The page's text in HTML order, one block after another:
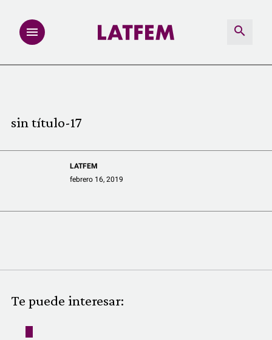
REDACCIÓN ABIERTA
LATFEMLAB.
QUIÉNES SOMOS
sin título-17
LATFEM
febrero 16, 2019
Te puede interesar: